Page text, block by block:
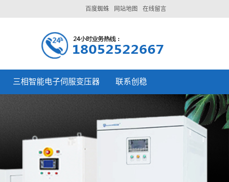
在线留言
网站地图
百度蜘蛛
三相智能电子伺服变压器 联系创稳